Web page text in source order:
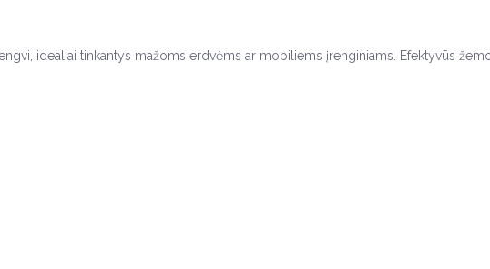
idealiai tinkantys mažoms erdvėms ar mobiliems įrenginiams. Efektyvūs